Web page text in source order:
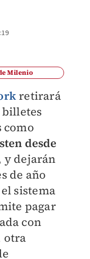
Milenio
retirará
billetes
como
desde
y dejarán
de año
sistema
pagar
con
otra